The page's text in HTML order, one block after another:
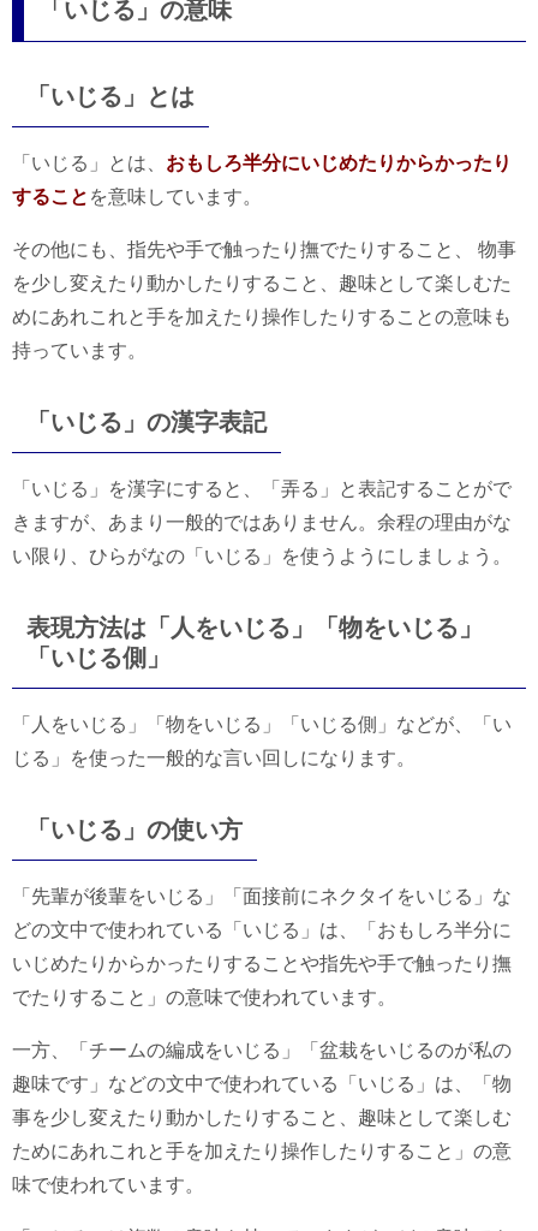
「いじる」の意味
「いじる」とは
「いじる」とは、 おもしろ半分にいじめたりからかったり
すること を意味しています。
その他にも、指先や手で触ったり撫でたりすること、 物事
を少し変えたり動かしたりすること、趣味として楽しむた
めにあれこれと手を加えたり操作したりすることの意味も
持っています。
「いじる」の漢字表記
「いじる」を漢字にすると、「弄る」と表記することがで
きますが、あまり一般的ではありません。余程の理由がな
い限り、ひらがなの「いじる」を使うようにしましょう。
表現方法は「人をいじる」「物をいじる」
「いじる側」
「人をいじる」「物をいじる」「いじる側」などが、「い
じる」を使った一般的な言い回しになります。
「いじる」の使い方
「先輩が後輩をいじる」「面接前にネクタイをいじる」な
どの文中で使われている「いじる」は、「おもしろ半分に
いじめたりからかったりすることや指先や手で触ったり撫
でたりすること」の意味で使われています。
一方、「チームの編成をいじる」「盆栽をいじるのが私の
趣味です」などの文中で使われている「いじる」は、「物
事を少し変えたり動かしたりすること、趣味として楽しむ
ためにあれこれと手を加えたり操作したりすること」の意
味で使われています。